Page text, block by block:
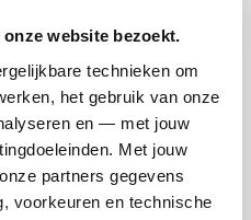
website bezoekt.
technieken om
het gebruik van onze
en — met jouw
Met jouw
partners gegevens
voorkeuren en technische